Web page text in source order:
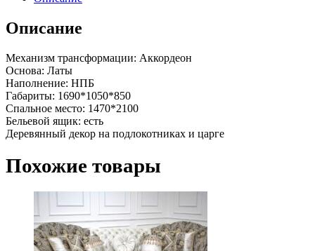
Описание
Механизм трансформации: Аккордеон
Основа: Латы
Наполнение: НПБ
Габариты: 1690*1050*850
Спальное место: 1470*2100
Бельевой ящик: есть
Деревянный декор на подлокотниках и царге
Похожие товары